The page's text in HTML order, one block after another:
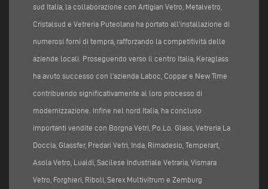
sud Italia, la collaborazione con Artigian Vetro, Metalvetro,
Cristalsud e Vetreria Puteolana ha portato all’installazione di
numerosi forni di tempra, rafforzando la competitività delle
aziende locali. Proseguendo verso il centro Italia, Keraglass
ha avuto successo con l’azienda Laboc, Coppar e New Time
contribuendo significativamente al loro processo di
modernizzazione. Infine nel nord Italia, ha concluso
importanti vendite con Borgna Vetri, Po.Lo. Glass, Vetreria La
Doccia, Glassfer, Predari Vetri, Inda, Rimadesio, Temperart,
Asola Vetro, Lualdi, Sacilese Industriale Vetraria, Vismara
Vetro, Forghieri, Riboli, Serex Multivitrum e Zemburg